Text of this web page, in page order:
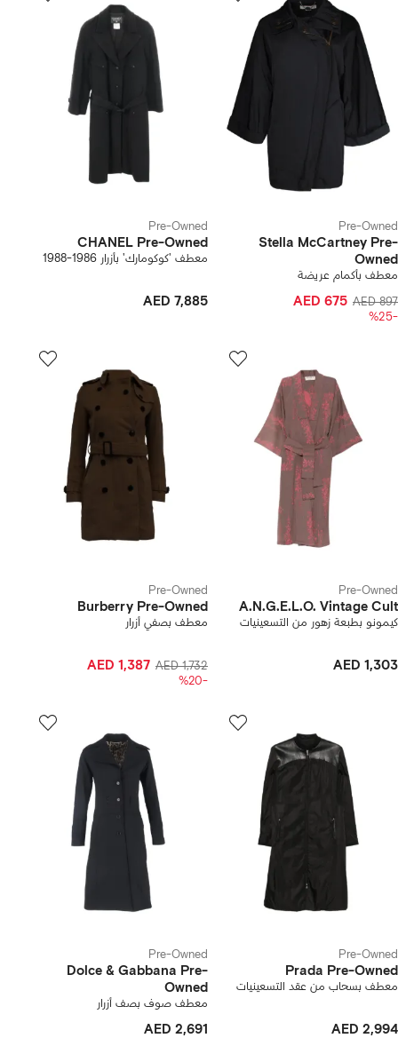
Pre-Owned
Stella McCartney Pre-
Owned
معطف بأكمام عريضة
AED 897
AED 675
-%25
Pre-Owned
CHANEL Pre-Owned
معطف 'كوكومارك' بأزرار 1986-1988
AED 7,885
Pre-Owned
A.N.G.E.L.O. Vintage Cult
كيمونو بطبعة زهور من التسعينيات
AED 1,303
Pre-Owned
Burberry Pre-Owned
معطف بصفي أزرار
AED 1,732
AED 1,387
-%20
Pre-Owned
Prada Pre-Owned
معطف بسحاب من عقد التسعينيات
AED 2,994
Pre-Owned
Dolce & Gabbana Pre-
Owned
معطف صوف بصف أزرار
AED 2,691